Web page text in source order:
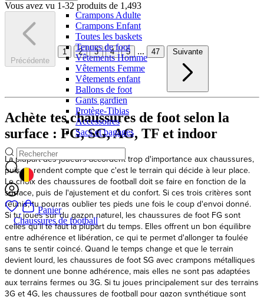
Crampons Adulte
Crampons Enfant
Toutes les baskets
Tenues de foot
Vêtements Homme
Vêtements Femme
Vêtements enfant
Ballons de foot
Gants gardien
Protège-Tibias
Accessoires
Sacs et bagages
GEOLOCATION BUTTON: BELGIQUE
Panier
Chaussures de football
Vous avez vu 1-32 produits de 1,493
Précédente
1 2 3 4 5 ... 47 Suivante
Achète tes chaussures de foot selon la
surface : FG, SG, AG, TF et indoor